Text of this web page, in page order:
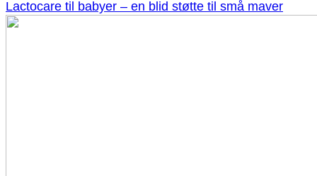
Lactocare til babyer – en blid støtte til små maver